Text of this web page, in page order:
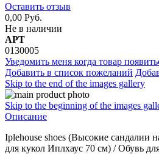
Оставить отзыв
0,00 Руб.
Не в наличии
АРТ
0130005
Уведомить меня когда товар
Добавить в список пожеланий
Skip to the end of the images gallery
Skip to the beginning of the images
Описание
Iplehouse shoes (Высокие сандалии
для кукол Иплхаус 70 см) / Обувь